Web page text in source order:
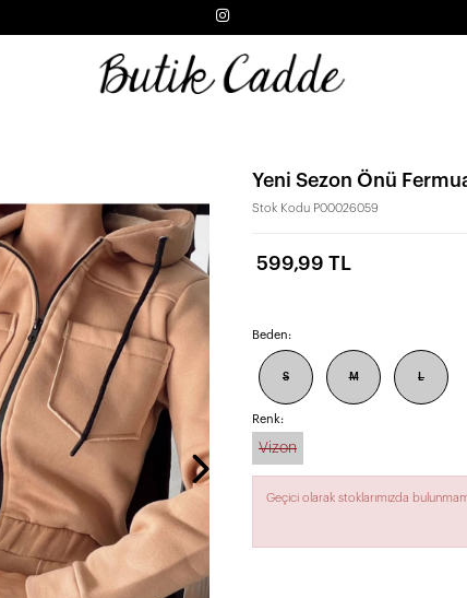
Yeni Sezon Önü
Stok Kodu P00026059
599,99 TL
Beden:
S M L
Renk:
Vizon
Geçici olarak stoklarımızda